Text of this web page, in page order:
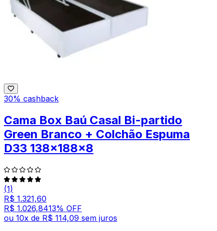
30% cashback
Cama Box Baú Casal Bi-partido
Green Branco + Colchão Espuma
D33 138x188x8
(1)
R$ 1.321,60
R$ 1.026,8413% OFF
ou 10x de R$ 114,09 sem juros